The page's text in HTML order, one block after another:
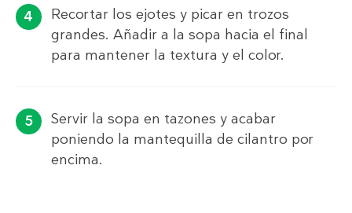
Recortar los ejotes y picar en trozos
grandes. Añadir a la sopa hacia el final
para mantener la textura y el color.
Servir la sopa en tazones y acabar
poniendo la mantequilla de cilantro por
encima.